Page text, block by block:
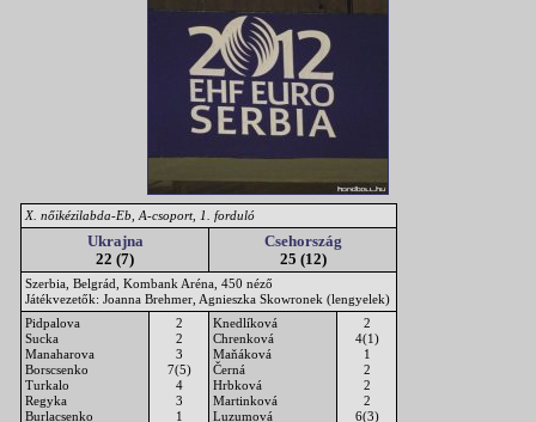
X. nőikézilabda-Eb, A-csoport, 1. forduló
Ukrajna
22 (7)
Csehország
25 (12)
Szerbia, Belgrád, Kombank Aréna, 450 néző
Játékvezetők: Joanna Brehmer, Agnieszka Skowronek (lengyelek)
Pidpalova
Sucka
Manaharova
Borscsenko
Turkalo
Regyka
Burlacsenko
2
2
3
7(5)
4
3
1
Knedlíková
Chrenková
Maňáková
Černá
Hrbková
Martinková
Luzumová
2
4(1)
1
2
2
2
6(3)